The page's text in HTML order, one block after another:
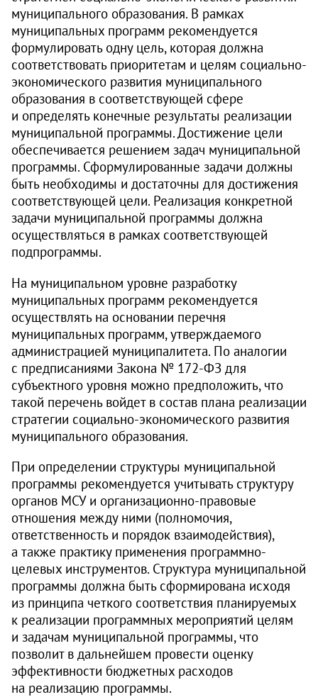
муниципального образования. В рамках
муниципальных программ рекомендуется
формулировать одну цель, которая должна
соответствовать приоритетам и целям социально-
экономического развития муниципального
образования в соответствующей сфере
и определять конечные результаты реализации
муниципальной программы. Достижение цели
обеспечивается решением задач муниципальной
программы. Сформулированные задачи должны
быть необходимы и достаточны для достижения
соответствующей цели. Реализация конкретной
задачи муниципальной программы должна
осуществляться в рамках соответствующей
подпрограммы.
На муниципальном уровне разработку
муниципальных программ рекомендуется
осуществлять на основании перечня
муниципальных программ, утверждаемого
администрацией муниципалитета. По аналогии
с предписаниями Закона № 172‑ФЗ для
субъектного уровня можно предположить, что
такой перечень войдет в состав плана реализации
стратегии социально-экономического развития
муниципального образования.
При определении структуры муниципальной
программы рекомендуется учитывать структуру
органов МСУ и организационно-правовые
отношения между ними (полномочия,
ответственность и порядок взаимодействия),
а также практику применения программно-
целевых инструментов. Структура муниципальной
программы должна быть сформирована исходя
из принципа четкого соответствия планируемых
к реализации программных мероприятий целям
и задачам муниципальной программы, что
позволит в дальнейшем провести оценку
эффективности бюджетных расходов
на реализацию программы.